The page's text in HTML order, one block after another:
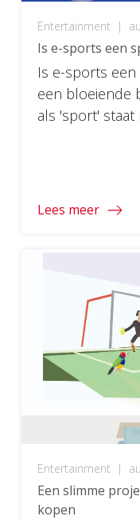
Entertainment |
Is e-sports een
Is e-sports
een bloeiende
als 'sport' staat
Lees meer
Entertainment |
Een slimme
kopen